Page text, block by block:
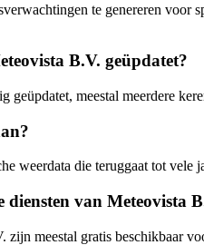
te genereren
B.V. geüpdatet?
meestal meerdere
weerdata die teruggaat tot
van Meteovista
meestal gratis beschikbaar